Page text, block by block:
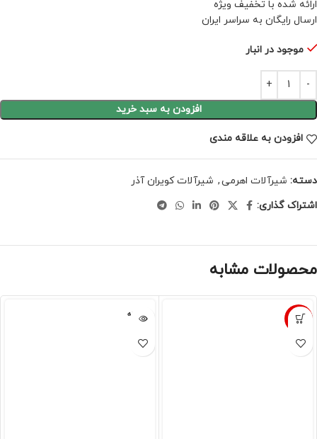
ارائه شده با تخفیف ویژه
ارسال رایگان به سراسر ایران
موجود در انبار
افزودن به سبد خرید
افزودن به علاقه مندی
دسته: شیرآلات اهرمی, شیرآلات کویران آذر
اشتراک گذاری:
محصولات مشابه
-5%
فروخته
شده